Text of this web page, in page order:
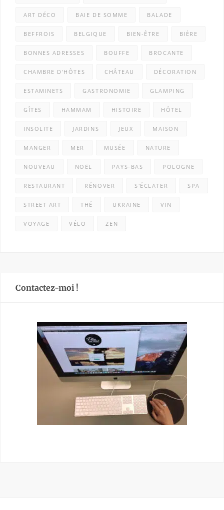
ART DÉCO BAIE DE SOMME BALADE
BEFFROIS BELGIQUE BIEN-ÊTRE BIÈRE
BONNES ADRESSES BOUFFE BROCANTE
CHAMBRE D'HÔTES CHÂTEAU DÉCORATION
ESTAMINETS GASTRONOMIE GLAMPING
GÎTES HAMMAM HISTOIRE HÔTEL
INSOLITE JARDINS JEUX MAISON
MANGER MER MUSÉE NATURE
NOUVEAU NOËL PAYS-BAS POLOGNE
RESTAURANT RÉNOVER S'ÉCLATER SPA
STREET ART THÉ UKRAINE VIN
VOYAGE VÉLO ZEN
Contactez-moi !